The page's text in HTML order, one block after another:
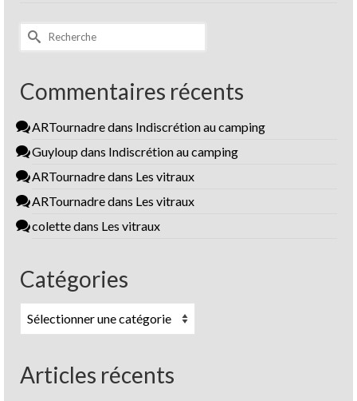
Rechercher :
Commentaires récents
ARTournadredans Indiscrétion au camping
Guyloup dans Indiscrétion au camping
ARTournadredans Les vitraux
ARTournadredans Les vitraux
colettedans Les vitraux
Catégories
Catégories
Articles récents